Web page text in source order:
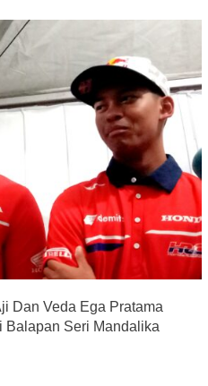
Dan Veda Ega Pratama
Balapan Seri Mandalika